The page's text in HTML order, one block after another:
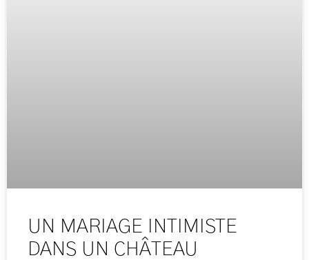
UN MARIAGE INTIMISTE
DANS UN CHÂTEAU